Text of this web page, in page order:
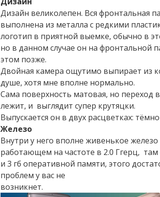
Дизайн великолепен. Вся фронтальная
выполнена из металла с редкими
логотип в приятной выемке, обычно в
но в данном случае он на фронтальной
этом позже.
Двойная камера ощутимо выпирает из
душе, хотя мне вполне нормально.
Сама поверхность матовая, но переход
лежит, и выглядит супер крутяцки.
Выпускается он в двух расцветках:
Железо
Внутри у него вполне живенькое
работающем на частоте в 2.0 Ггерц,
и 3 гб оперативной памяти, этого
проблем у вас не
возникнет.